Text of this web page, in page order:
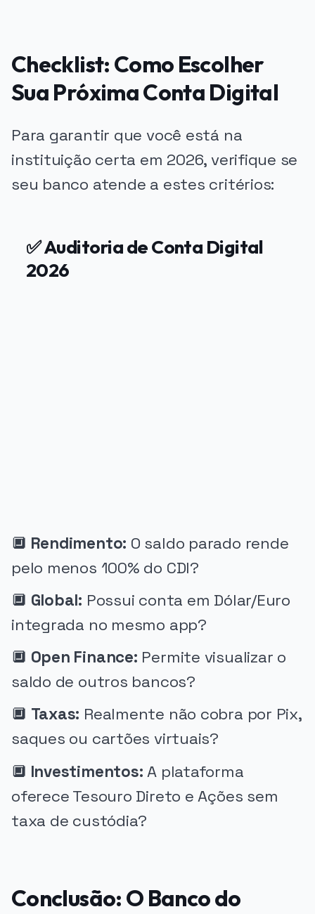
Checklist: Como Escolher
Sua Próxima Conta Digital
Para garantir que você está na
instituição certa em 2026, verifique se
seu banco atende a estes critérios:
✅ Auditoria de Conta Digital
2026
🔲 Rendimento: O saldo parado rende
pelo menos 100% do CDI?
🔲 Global: Possui conta em Dólar/Euro
integrada no mesmo app?
🔲 Open Finance: Permite visualizar o
saldo de outros bancos?
🔲 Taxas: Realmente não cobra por Pix,
saques ou cartões virtuais?
🔲 Investimentos: A plataforma
oferece Tesouro Direto e Ações sem
taxa de custódia?
Conclusão: O Banco do